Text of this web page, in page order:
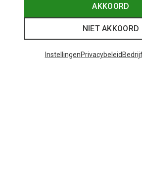
AKKOORD
NIET AKKOORD
InstellingenPrivacybeleid